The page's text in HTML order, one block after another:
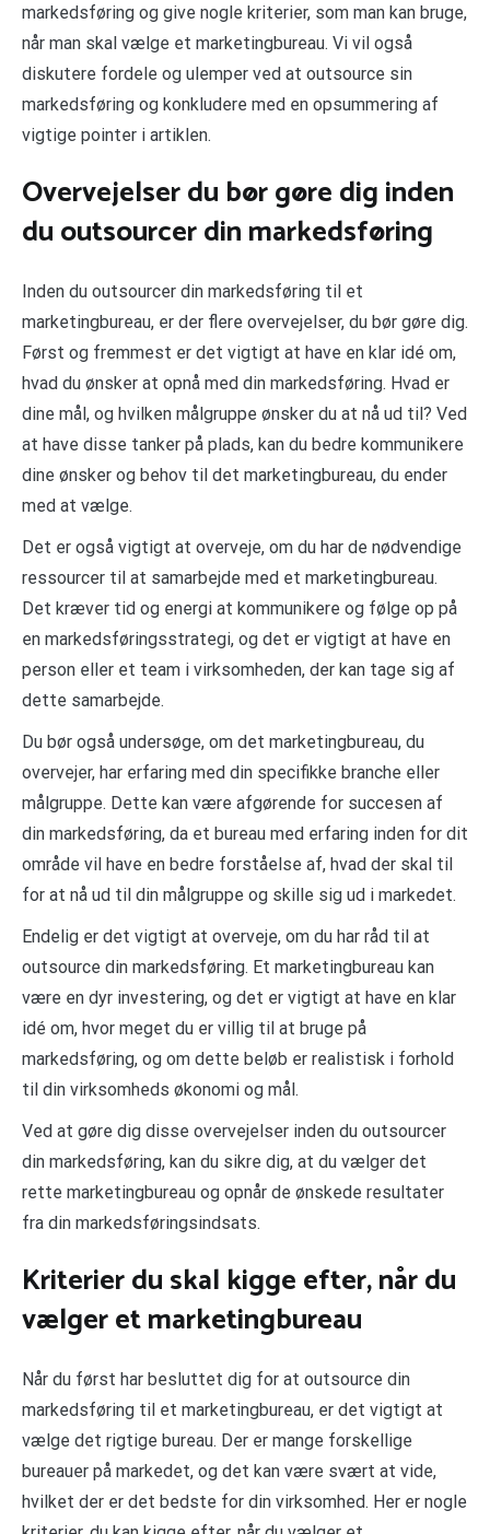
markedsføring og give nogle kriterier, som man kan bruge,
når man skal vælge et marketingbureau. Vi vil også
diskutere fordele og ulemper ved at outsource sin
markedsføring og konkludere med en opsummering af
vigtige pointer i artiklen.
Overvejelser du bør gøre dig inden
du outsourcer din markedsføring
Inden du outsourcer din markedsføring til et
marketingbureau, er der flere overvejelser, du bør gøre dig.
Først og fremmest er det vigtigt at have en klar idé om,
hvad du ønsker at opnå med din markedsføring. Hvad er
dine mål, og hvilken målgruppe ønsker du at nå ud til? Ved
at have disse tanker på plads, kan du bedre kommunikere
dine ønsker og behov til det marketingbureau, du ender
med at vælge.
Det er også vigtigt at overveje, om du har de nødvendige
ressourcer til at samarbejde med et marketingbureau.
Det kræver tid og energi at kommunikere og følge op på
en markedsføringsstrategi, og det er vigtigt at have en
person eller et team i virksomheden, der kan tage sig af
dette samarbejde.
Du bør også undersøge, om det marketingbureau, du
overvejer, har erfaring med din specifikke branche eller
målgruppe. Dette kan være afgørende for succesen af
din markedsføring, da et bureau med erfaring inden for dit
område vil have en bedre forståelse af, hvad der skal til
for at nå ud til din målgruppe og skille sig ud i markedet.
Endelig er det vigtigt at overveje, om du har råd til at
outsource din markedsføring. Et marketingbureau kan
være en dyr investering, og det er vigtigt at have en klar
idé om, hvor meget du er villig til at bruge på
markedsføring, og om dette beløb er realistisk i forhold
til din virksomheds økonomi og mål.
Ved at gøre dig disse overvejelser inden du outsourcer
din markedsføring, kan du sikre dig, at du vælger det
rette marketingbureau og opnår de ønskede resultater
fra din markedsføringsindsats.
Kriterier du skal kigge efter, når du
vælger et marketingbureau
Når du først har besluttet dig for at outsource din
markedsføring til et marketingbureau, er det vigtigt at
vælge det rigtige bureau. Der er mange forskellige
bureauer på markedet, og det kan være svært at vide,
hvilket der er det bedste for din virksomhed. Her er nogle